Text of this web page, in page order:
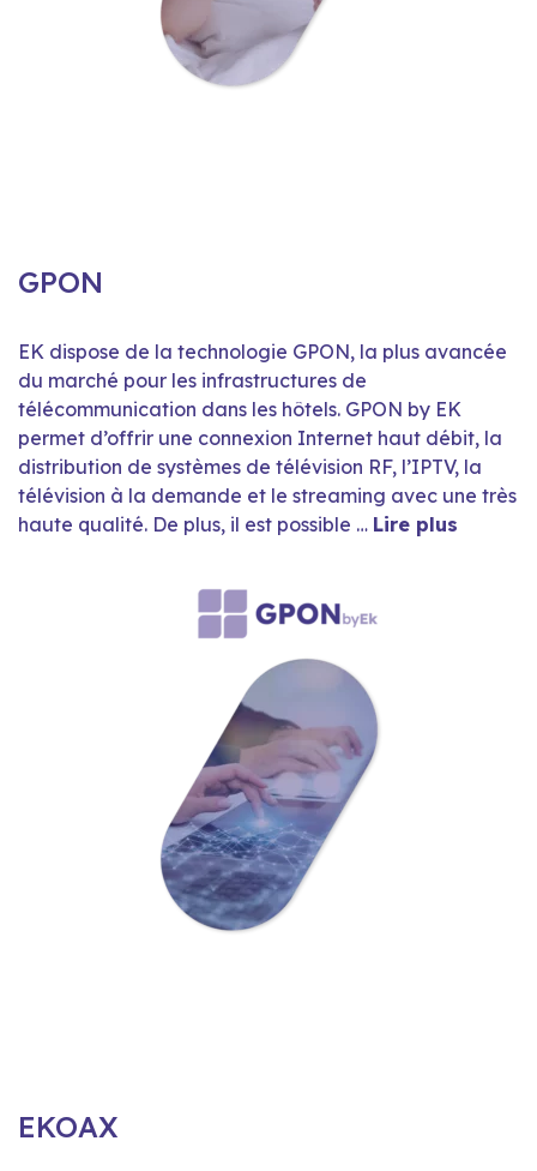
GPON
EK dispose de la technologie GPON, la plus avancée
du marché pour les infrastructures de
télécommunication dans les hôtels. GPON by EK
permet d’offrir une connexion Internet haut débit, la
distribution de systèmes de télévision RF, l’IPTV, la
télévision à la demande et le streaming avec une très
haute qualité. De plus, il est possible … Lire plus
EKOAX